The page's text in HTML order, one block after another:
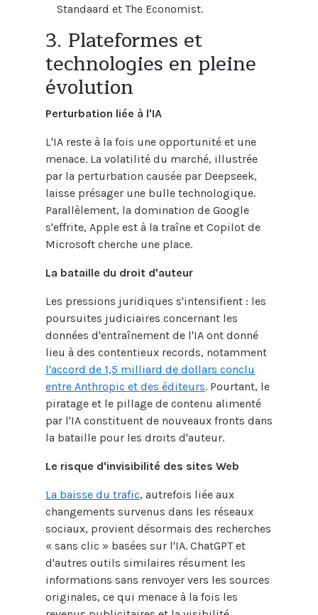
Standaard et The Economist.
3. Plateformes et
technologies en pleine
évolution
Perturbation liée à l'IA
L'IA reste à la fois une opportunité et une
menace. La volatilité du marché, illustrée
par la perturbation causée par Deepseek,
laisse présager une bulle technologique.
Parallèlement, la domination de Google
s'effrite, Apple est à la traîne et Copilot de
Microsoft cherche une place.
La bataille du droit d'auteur
Les pressions juridiques s'intensifient : les
poursuites judiciaires concernant les
données d'entraînement de l'IA ont donné
lieu à des contentieux records, notamment
l'accord de 1,5 milliard de dollars conclu
entre Anthropic et des éditeurs. Pourtant, le
piratage et le pillage de contenu alimenté
par l'IA constituent de nouveaux fronts dans
la bataille pour les droits d'auteur.
Le risque d'invisibilité des sites Web
La baisse du trafic, autrefois liée aux
changements survenus dans les réseaux
sociaux, provient désormais des recherches
« sans clic » basées sur l'IA. ChatGPT et
d'autres outils similaires résument les
informations sans renvoyer vers les sources
originales, ce qui menace à la fois les